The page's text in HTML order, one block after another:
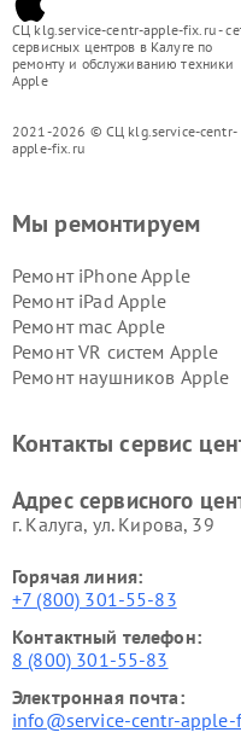
СЦ klg.service-centr-apple-fix.ru -
сервисных центров в Калуге по
ремонту и обслуживанию техники
Apple
2021-2026 © СЦ klg.service-centr-
apple-fix.ru
Мы ремонтируем
Ремонт iPhone Apple
Ремонт iPad Apple
Ремонт mac Apple
Ремонт VR систем Apple
Ремонт наушников Apple
Контакты сервис
Адрес сервисного
г. Калуга, ул. Кирова, 39
Горячая линия:
+7 (800) 301-55-83
Контактный телефон:
8 (800) 301-55-83
Электронная почта:
info@service-centr-apple-